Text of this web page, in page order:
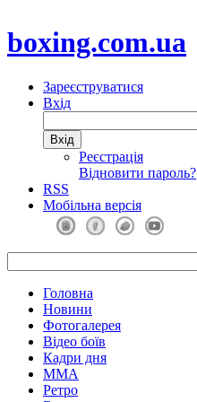
boxing.com.ua
Зареєструватися
Вхід
Реєстрація
Відновити пароль?
RSS
Мобільна версія
Головна
Новини
Фотогалерея
Відео боїв
Кадри дня
ММА
Ретро